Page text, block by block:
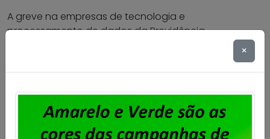
A greve na empresas de tecnologia e
processamento de dados da Previdência
empresa. “O desmonte da estatal
dados previdenciários vem atrasando o
recebimento de pensões e
aposentadorias em todo o país”, afirma o
×